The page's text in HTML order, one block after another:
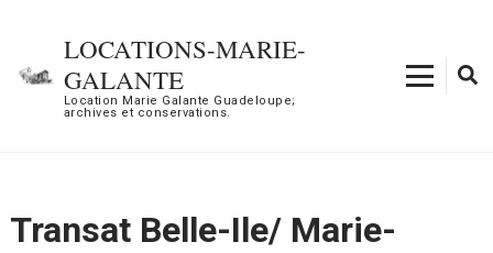
contenu
LOCATIONS-MARIE-
GALANTE
Location Marie Galante Guadeloupe;
archives et conservations.
Transat Belle-Ile/ Marie-